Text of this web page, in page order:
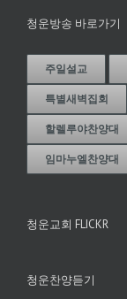
청운방송 바로가기
주일설교
특별새벽집회
할렐루야찬양대
임마누엘찬양대
청운교회 FLICKR
청운찬양듣기